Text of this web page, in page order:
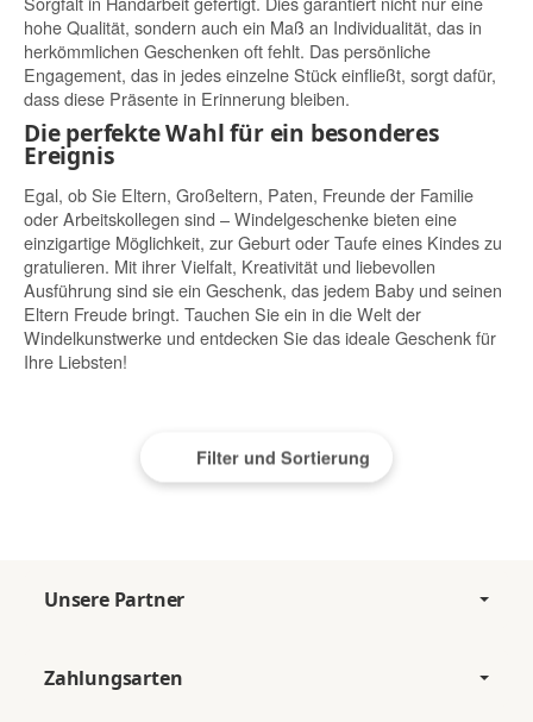
Filter und Sortierung
hohe Qualität, sondern auch ein Maß an Individualität, das in
herkömmlichen Geschenken oft fehlt. Das persönliche
Engagement, das in jedes einzelne Stück einfließt, sorgt dafür,
dass diese Präsente in Erinnerung bleiben.
Die perfekte Wahl für ein besonderes
Ereignis
Egal, ob Sie Eltern, Großeltern, Paten, Freunde der Familie
oder Arbeitskollegen sind – Windelgeschenke bieten eine
einzigartige Möglichkeit, zur Geburt oder Taufe eines Kindes zu
gratulieren. Mit ihrer Vielfalt, Kreativität und liebevollen
Ausführung sind sie ein Geschenk, das jedem Baby und seinen
Eltern Freude bringt. Tauchen Sie ein in die Welt der
Windelkunstwerke und entdecken Sie das ideale Geschenk für
Ihre Liebsten!
Unsere Partner
Zahlungsarten